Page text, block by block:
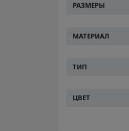
РАЗМЕРЫ
МАТЕРИАЛ
ТИП
ЦВЕТ